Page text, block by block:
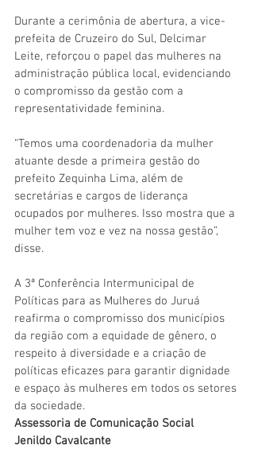
Durante a cerimônia de abertura, a vice-
prefeita de Cruzeiro do Sul, Delcimar
Leite, reforçou o papel das mulheres na
administração pública local, evidenciando
o compromisso da gestão com a
representatividade feminina.
“Temos uma coordenadoria da mulher
atuante desde a primeira gestão do
prefeito Zequinha Lima, além de
secretárias e cargos de liderança
ocupados por mulheres. Isso mostra que a
mulher tem voz e vez na nossa gestão”,
disse.
A 3ª Conferência Intermunicipal de
Políticas para as Mulheres do Juruá
reafirma o compromisso dos municípios
da região com a equidade de gênero, o
respeito à diversidade e a criação de
políticas eficazes para garantir dignidade
e espaço às mulheres em todos os setores
da sociedade.
Assessoria de Comunicação Social
Jenildo Cavalcante